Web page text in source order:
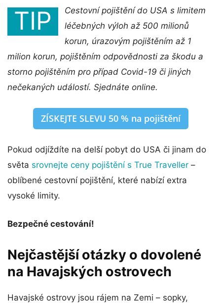
TIP
Cestovní pojištění do USA s limitem
léčebných výloh až 500 milionů
korun, úrazovým pojištěním až 1
milion korun, pojištěním odpovědnosti za škodu a
storno pojištěním pro případ Covid-19 či jiných
nečekaných událostí. Sjednáte online.
ZÍSKEJTE SLEVU 50 % na pojištění
Pokud odjíždíte na delší pobyt do USA či jinam do
světa srovnejte ceny pojištění s True Traveller –
oblíbené cestovní pojištění, které nabízí extra
vysoké limity.
Bezpečné cestování!
Nejčastější otázky o dovolené
na Havajských ostrovech
Havajské ostrovy jsou rájem na Zemi – sopky,